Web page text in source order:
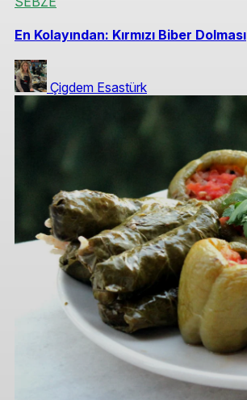
En Kolayından: Kırmızı Biber Dolması
Çigdem Esastürk